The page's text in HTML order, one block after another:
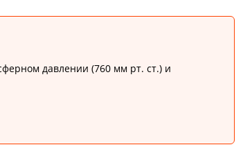
давлении (760 мм рт. ст.) и